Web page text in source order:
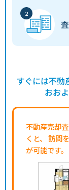
不動産売却
くと、
訪問
が可能です。
すぐには不動
おお